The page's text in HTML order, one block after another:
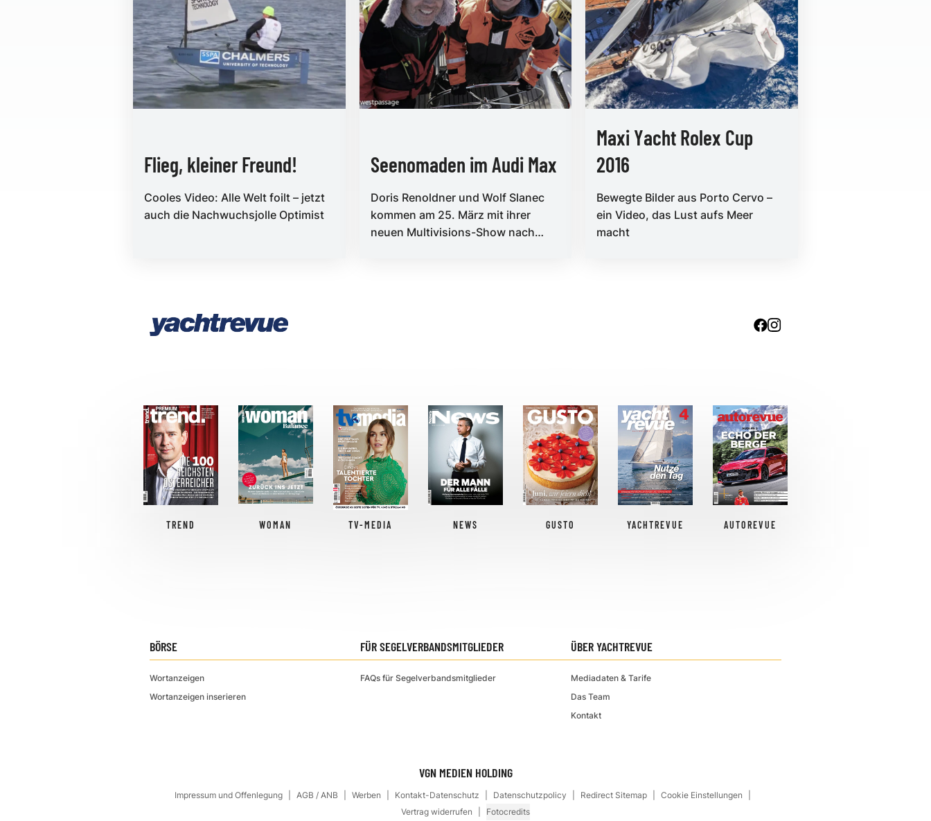
Flieg, kleiner Freund!
Cooles Video: Alle Welt foilt – jetzt
auch die Nachwuchsjolle Optimist
Seenomaden im Audi Max
Doris Renoldner und Wolf Slanec
kommen am 25. März mit ihrer
neuen Multivisions-Show nach
Maxi Yacht Rolex Cup
2016
Bewegte Bilder aus Porto Cervo –
ein Video, das Lust aufs Meer
macht
TREND WOMAN TV-MEDIA NEWS GUSTO YACHTREVUE AUTOREVUE
BÖRSE
Wortanzeigen
Wortanzeigen inserieren
FÜR SEGELVERBANDSMITGLIEDER
FAQs für Segelverbandsmitglieder
ÜBER YACHTREVUE
Mediadaten & Tarife
Das Team
Kontakt
VGN MEDIEN HOLDING
Impressum und Offenlegung AGB / ANB Werben Kontakt-Datenschutz Datenschutzpolicy Redirect Sitemap
Cookie Einstellungen
Vertrag widerrufen
Fotocredits